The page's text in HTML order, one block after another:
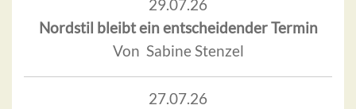
29.07.26
Nordstil bleibt ein entscheidender Termin
Von Sabine Stenzel
27.07.26